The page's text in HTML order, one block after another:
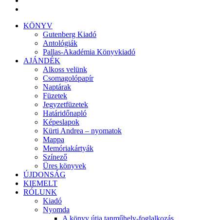
KÖNYV
Gutenberg Kiadó
Antológiák
Pallas-Akadémia Könyvkiadó
AJÁNDÉK
Alkoss velünk
Csomagolópapír
Naptárak
Füzetek
Jegyzetfüzetek
Határidőnapló
Képeslapok
Kürti Andrea – nyomatok
Mappa
Memóriakártyák
Színező
Üres könyvek
ÚJDONSÁG
KIEMELT
RÓLUNK
Kiadó
Nyomda
A könyv útja tanműhely-foglalkozás